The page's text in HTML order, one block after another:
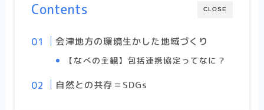
CLOSE
Contents
会津地方の環境生かした地域づくり
【なべの主観】包括連携協定ってなに？
自然との共存＝SDGs